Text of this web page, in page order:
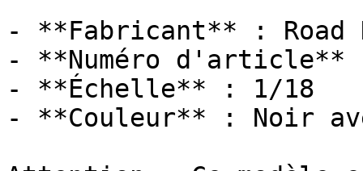
- **Fabricant** : Road
- **Numéro d'article** :
- **Échelle** : 1/18
- **Couleur** : Noir